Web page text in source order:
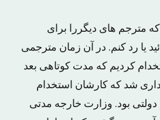
مترجم های دیگررا برای
یا رد کنم. در آن زمان مترجمی
کردیم که مدت کوتاهی بعد
شد که کارشان استخدام
بود. وزارت خارجه مدتی